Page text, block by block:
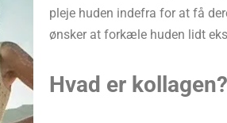
pleje huden indefra for at få
ønsker at forkæle huden lidt
Hvad er kollagen?